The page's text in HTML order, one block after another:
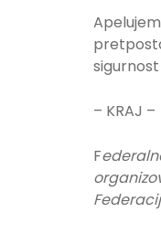
– KRAJ –
F